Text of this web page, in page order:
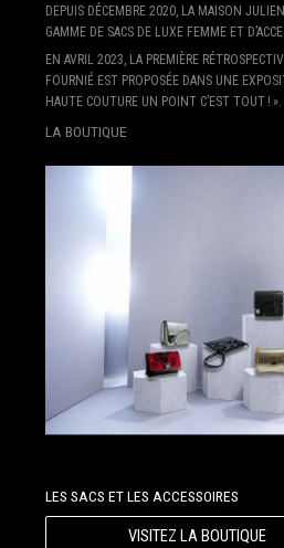
DEPUIS DÉCEMBRE 2020, LA MAISON
GAMME DE SACS DE LUXE FEMME ET
EN AVRIL 2023, LA PREMIÈRE
FOURNIÉ EST PROPOSÉE DANS UNE
HAUTE COUTURE UN POINT C’EST TOUT ! ».
LA BOUTIQUE
LES SACS ET LES ACCESSOIRES
VISITEZ LA BOUTIQUE